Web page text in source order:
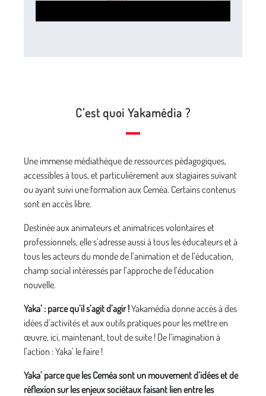
C’est quoi Yakamédia ?
Une immense médiathèque de ressources pédagogiques,
accessibles à tous, et particulièrement aux stagiaires suivant
ou ayant suivi une formation aux Ceméa. Certains contenus
sont en accès libre.
Destinée aux animateurs et animatrices volontaires et
professionnels, elle s’adresse aussi à tous les éducateurs et à
tous les acteurs du monde de l’animation et de l’éducation,
champ social intéressés par l’approche de l’éducation
nouvelle.
Yaka’ : parce qu’il s’agit d’agir !Yakamédia donne accès à des
idées d’activités et aux outils pratiques pour les mettre en
œuvre, ici, maintenant, tout de suite ! De l’imagination à
l’action : Yaka’ le faire !
Yaka’ parce que les Ceméa sont un mouvement d’idées et de
réflexion sur les enjeux sociétaux faisant lien entre les